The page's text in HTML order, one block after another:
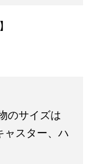
のサイズは
スター、ハ